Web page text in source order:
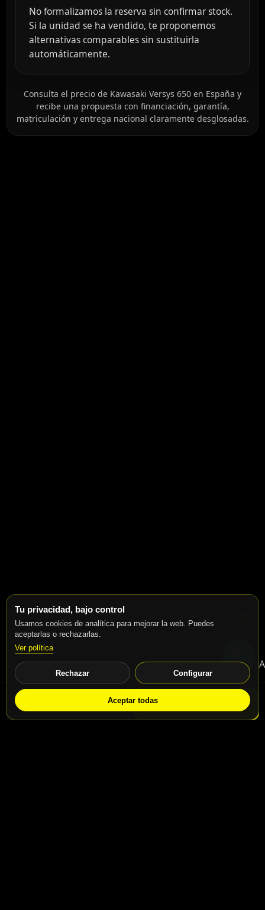
Tu privacidad, bajo control
Usamos cookies de analítica para mejorar la web. Puedes
aceptarlas o rechazarlas.
Ver política
Rechazar Configurar
Aceptar todas
No formalizamos la reserva sin confirmar stock.
Si la unidad se ha vendido, te proponemos
alternativas comparables sin sustituirla
automáticamente.
Consulta el precio de Kawasaki Versys 650 en España y
recibe una propuesta con financiación, garantía,
matriculación y entrega nacional claramente desglosadas.